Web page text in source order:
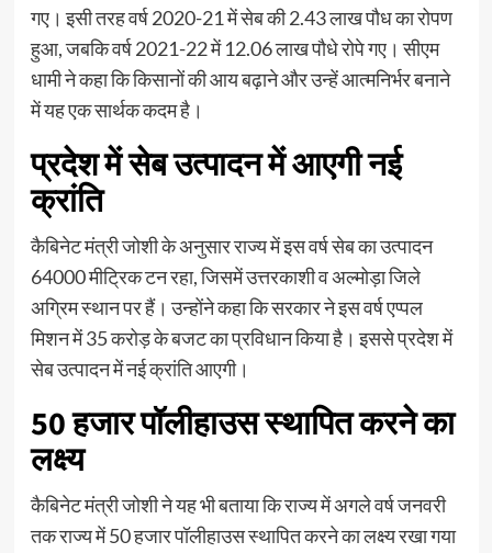
गए। इसी तरह वर्ष 2020-21 में सेब की 2.43 लाख पौध का रोपण
हुआ, जबकि वर्ष 2021-22 में 12.06 लाख पौधे रोपे गए। सीएम
धामी ने कहा कि किसानों की आय बढ़ाने और उन्हें आत्मनिर्भर बनाने
में यह एक सार्थक कदम है।
प्रदेश में सेब उत्पादन में आएगी नई
क्रांति
कैबिनेट मंत्री जोशी के अनुसार राज्य में इस वर्ष सेब का उत्पादन
64000 मीट्रिक टन रहा, जिसमें उत्तरकाशी व अल्मोड़ा जिले
अग्रिम स्थान पर हैं। उन्होंने कहा कि सरकार ने इस वर्ष एप्पल
मिशन में 35 करोड़ के बजट का प्रविधान किया है। इससे प्रदेश में
सेब उत्पादन में नई क्रांति आएगी।
50 हजार पॉलीहाउस स्थापित करने का
लक्ष्य
कैबिनेट मंत्री जोशी ने यह भी बताया कि राज्य में अगले वर्ष जनवरी
तक राज्य में 50 हजार पॉलीहाउस स्थापित करने का लक्ष्य रखा गया